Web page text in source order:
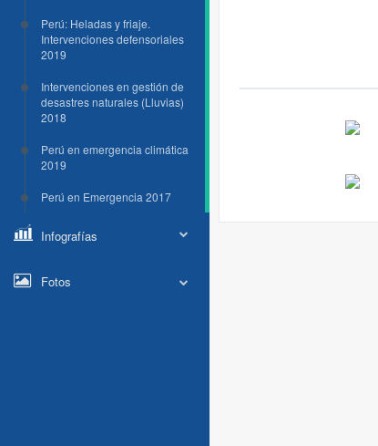
Perú: Heladas y friaje.
Intervenciones defensoriales
2019
Intervenciones en gestión de
desastres naturales (Lluvias)
2018
Perú en emergencia climática
2019
Perú en Emergencia 2017
Infografías
Fotos